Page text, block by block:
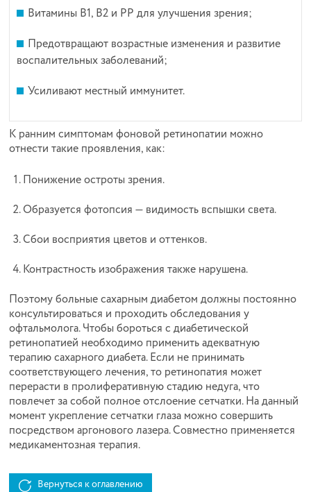
Витамины В1, В2 и РР для улучшения зрения;
Предотвращают возрастные изменения и развитие
воспалительных заболеваний;
Усиливают местный иммунитет.
К ранним симптомам фоновой ретинопатии можно
отнести такие проявления, как:
Понижение остроты зрения.
Образуется фотопсия — видимость вспышки света.
Сбои восприятия цветов и оттенков.
Контрастность изображения также нарушена.
Поэтому больные сахарным диабетом должны постоянно
консультироваться и проходить обследования у
офтальмолога. Чтобы бороться с диабетической
ретинопатией необходимо применить адекватную
терапию сахарного диабета. Если не принимать
соответствующего лечения, то ретинопатия может
перерасти в пролиферативную стадию недуга, что
повлечет за собой полное отслоение сетчатки. На данный
момент укрепление сетчатки глаза можно совершить
посредством аргонового лазера. Совместно применяется
медикаментозная терапия.
Вернуться к оглавлению